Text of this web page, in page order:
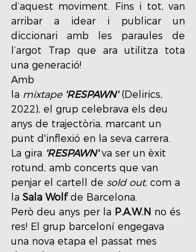
d’aquest moviment. Fins i tot, van
arribar a idear i publicar un
diccionari amb les paraules de
l’argot Trap que ara utilitza tota
una generació!
Amb
la mixtape 'RESPAWN' (Delirics,
2022), el grup celebrava els deu
anys de trajectòria, marcant un
punt d'inflexió en la seva carrera.
La gira 'RESPAWN' va ser un èxit
rotund, amb concerts que van
penjar el cartell de sold out, com a
la Sala Wolf de Barcelona.
Però deu anys per la P.A.W.N no és
res! El grup barceloní engegava
una nova etapa el passat mes